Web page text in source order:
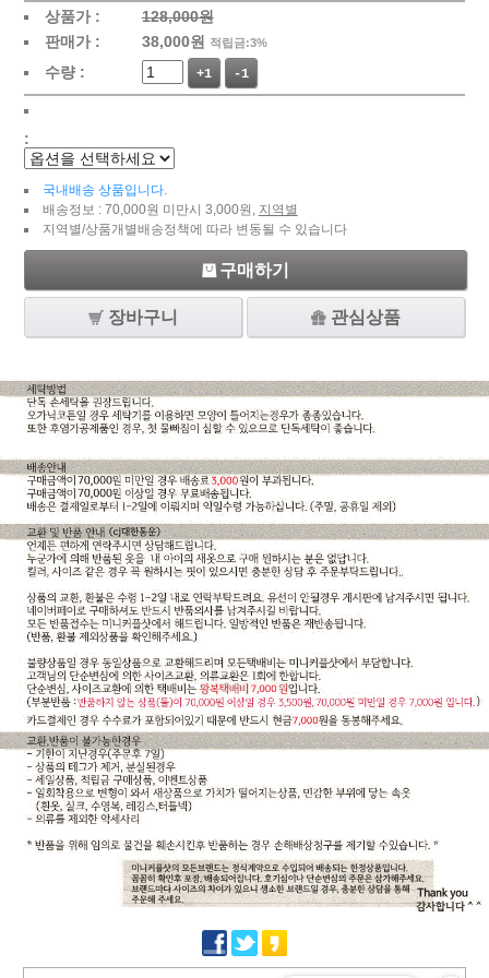
상품가 :
128,000원
판매가 :
38,000원 적립금:3%
수량 : +1 -1
:
국내배송 상품입니다.
배송정보 : 70,000원 미만시 3,000원, 지역별
지역별/상품개별배송정책에 따라 변동될 수 있습니다
구매하기
장바구니 관심상품